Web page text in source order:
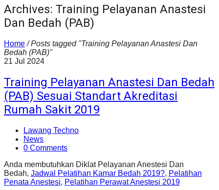
Archives: Training Pelayanan Anastesi
Dan Bedah (PAB)
Home / Posts tagged "Training Pelayanan Anastesi Dan
Bedah (PAB)"
21 Jul 2024
Training Pelayanan Anastesi Dan Bedah
(PAB) Sesuai Standart Akreditasi
Rumah Sakit 2019
Lawang Techno
News
0 Comments
Anda membutuhkan Diklat Pelayanan Anestesi Dan
Bedah, Jadwal Pelatihan Kamar Bedah 2019?, Pelatihan
Penata Anestesi, Pelatihan Perawat Anestesi 2019